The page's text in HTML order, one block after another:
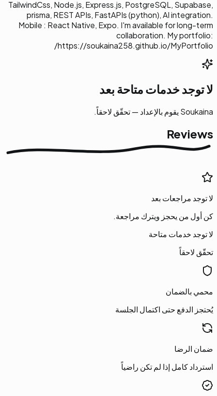
TailwindCss, Node.js, Express.js, PostgreSQL, Supabase,
prisma, REST APIs, FastAPIs (python), AI integration.
Mobile : React Native, Expo. I'm available for long-term
collaboration. My portfolio:
https://soukaina258.github.io/MyPortfolio/
لا توجد خدمات متاحة بعد
Soukaina يقوم بالإعداد — تحقّق لاحقاً.
Reviews
لا توجد مراجعات بعد
كن أول من يحجز ويترك مراجعة.
لا توجد خدمات متاحة
تحقّق لاحقاً
محمي بالضمان
يُحتجز الدفع حتى اكتمال الجلسة
ضمان الرضا
استرداد كامل إذا لم تكن راضياً